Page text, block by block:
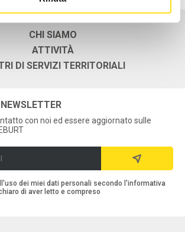
CHI SIAMO
ATTIVITÀ
DI SERVIZI TERRITORIALI
con noi ed essere aggiornato sulle
dei miei dati personali secondo l'informativa
di aver letto e compreso